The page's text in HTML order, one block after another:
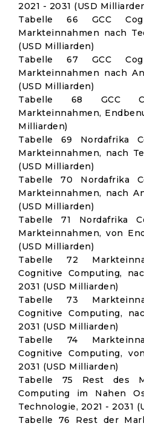
2021 - 2031 (USD
Tabelle 66 GCC
Markteinnahmen nach
(USD Milliarden)
Tabelle 67 GCC
Markteinnahmen nach
(USD Milliarden)
Tabelle 68 GCC
Markteinnahmen,
Milliarden)
Tabelle 69 Nordafrika
Markteinnahmen, nach
(USD Milliarden)
Tabelle 70 Nordafrika
Markteinnahmen, nach
(USD Milliarden)
Tabelle 71 Nordafrika
Markteinnahmen, von
(USD Milliarden)
Tabelle 72
Cognitive Computing,
2031 (USD Milliarden)
Tabelle 73
Cognitive Computing,
2031 (USD Milliarden)
Tabelle 74
Cognitive Computing,
2031 (USD Milliarden)
Tabelle 75 Rest des
Computing im Nahen
Technologie, 2021 - 2031
Tabelle 76 Rest der